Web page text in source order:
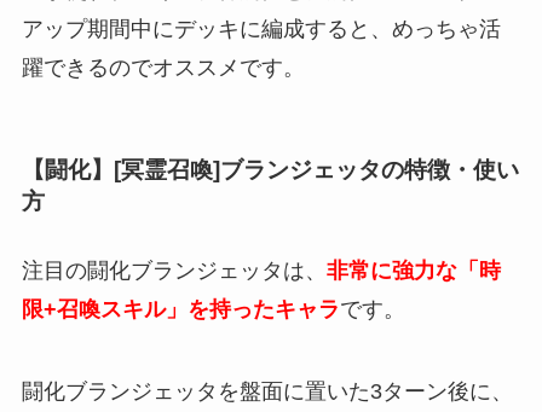
アップ期間中にデッキに編成すると、めっちゃ活
躍できるのでオススメです。
【闘化】[冥霊召喚]ブランジェッタの特徴・使い
方
注目の闘化ブランジェッタは、 非常に強力な「時
限+召喚スキル」を持ったキャラです。
闘化ブランジェッタを盤面に置いた3ターン後に、